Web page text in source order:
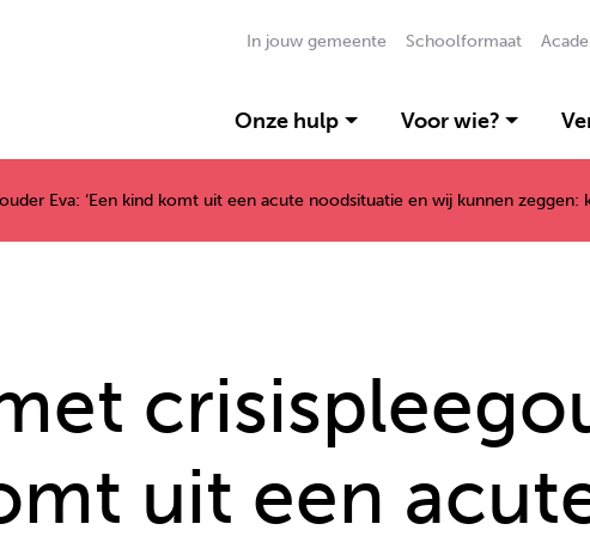
Eva: ‘Een kind komt uit een acute noodsituatie en wij kunnen zeggen:
uit een
In jouw gemeente Schoolformaat
Onze hulp Voor wie?